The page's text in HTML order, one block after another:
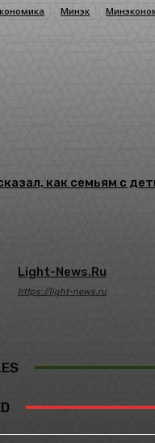
Минэк
как семьям с
Light-News.ru
https://light-news.ru